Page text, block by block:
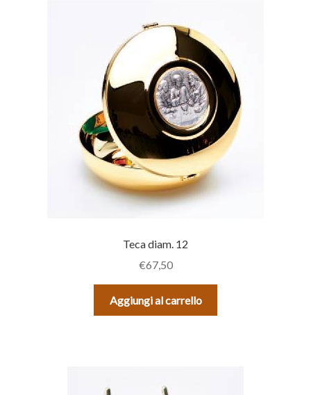
Teca diam. 12
€67,50
Aggiungi al carrello